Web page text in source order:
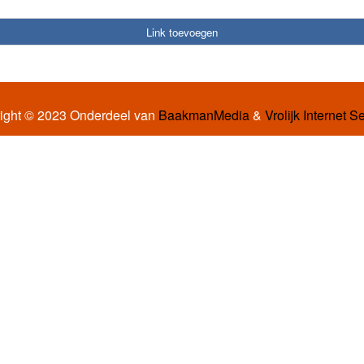
Link toevoegen
© 2023 Onderdeel van BaakmanMedia& Vrolijk Internet